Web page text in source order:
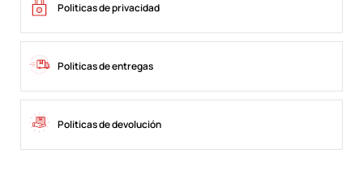
Politicas de privacidad
Politicas de entregas
Politicas de devolución